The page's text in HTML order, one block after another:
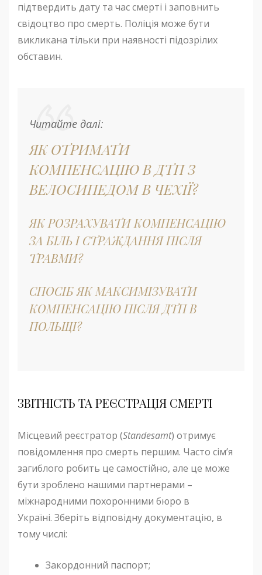
підтвердить дату та час смерті і заповнить
свідоцтво про смерть. Поліція може бути
викликана тільки при наявності підозрілих
обставин.
Читайте далі:
ЯК ОТРИМАТИ
КОМПЕНСАЦІЮ В ДТП З
ВЕЛОСИПЕДОМ В ЧЕХІЇ?
ЯК РОЗРАХУВАТИ КОМПЕНСАЦІЮ
ЗА БІЛЬ І СТРАЖДАННЯ ПІСЛЯ
ТРАВМИ?
СПОСІБ ЯК МАКСИМІЗУВАТИ
КОМПЕНСАЦІЮ ПІСЛЯ ДТП В
ПОЛЬЩІ?
ЗВІТНІСТЬ ТА РЕЄСТРАЦІЯ СМЕРТІ
Місцевий реєстратор (Standesamt) отримує
повідомлення про смерть першим. Часто сім’я
загиблого робить це самостійно, але це може
бути зроблено нашими партнерами –
міжнародними похоронними бюро в
Україні. Зберіть відповідну документацію, в
тому числі:
Закордонний паспорт;